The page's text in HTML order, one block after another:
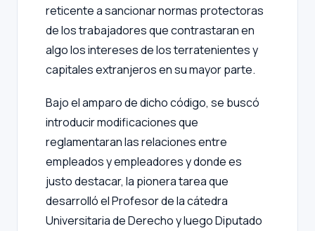
reticente a sancionar normas protectoras
de los trabajadores que contrastaran en
algo los intereses de los terratenientes y
capitales extranjeros en su mayor parte.
Bajo el amparo de dicho código, se buscó
introducir modificaciones que
reglamentaran las relaciones entre
empleados y empleadores y donde es
justo destacar, la pionera tarea que
desarrolló el Profesor de la cátedra
Universitaria de Derecho y luego Diputado